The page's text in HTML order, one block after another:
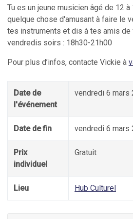
Tu es un jeune musicien âgé de 12
quelque chose d'amusant à faire le
tes instruments et dis à tes amis de
vendredis soirs : 18h30-21h00
Pour plus d’infos, contacte Vickie à
Date de
l'événement
vendredi 6 mars
Date de fin vendredi 6 mars
Prix
individuel
Gratuit
Lieu Hub Culturel